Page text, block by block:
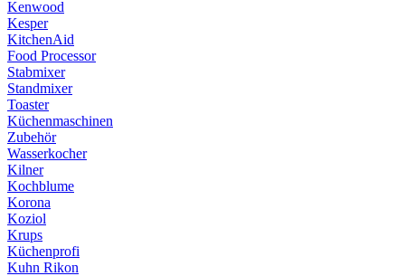
Kenwood
Kesper
KitchenAid
Food Processor
Stabmixer
Standmixer
Toaster
Küchenmaschinen
Zubehör
Wasserkocher
Kilner
Kochblume
Korona
Koziol
Krups
Küchenprofi
Kuhn Rikon